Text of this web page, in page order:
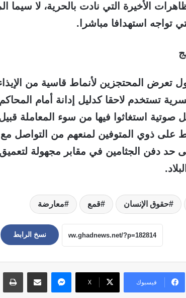
الأخيرة التي نادت بالحرية، لا سيما
تواجه استهدافا مباشرا.
تعرض المحتجزين لأنماط قاسية من
تستخدم لاحقا كدليل إدانة أمام
استغاثوا فيها من سوء المعاملة قبيل
على ذوي المتوفين لمنعهم من التواصل
حد دفن الجثامين في مقابر مجهولة
حقوق الإنسان قمع معارضة
نسخ الرابط
فيسبوك ‫X
ماسنجر مشاركة عبر البريد